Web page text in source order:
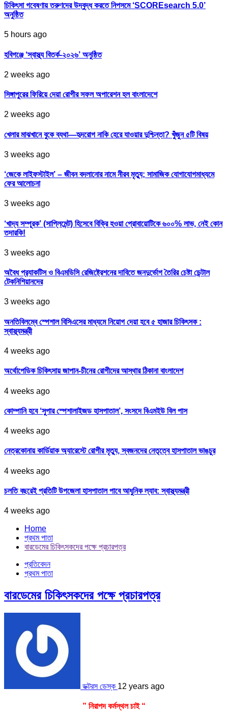
চিকিৎসা গবেষণায় তরুণদের উদ্বুদ্ধ করতে নিপসমে ‘SCOREsearch 5.0’
অনুষ্ঠিত
5 hours ago
হবিগঞ্জে ‘স্বাস্থ্য বিতর্ক-২০২৬’ অনুষ্ঠিত
2 weeks ago
সিঙ্গাপুরের ফিরিয়ে দেয়া রোগীর সফল অপারেশন হল বাংলাদেশে
2 weeks ago
খেলার মাঝখানে বুকে ব্যথা—হৃদরোগ নাকি হেরে যাওয়ার দুশ্চিন্তা? খুঁজুন ৫টি বিষয়
3 weeks ago
‘জেকে লাইফস্টাইল’ – জীবন বদলানোর নামে নীরব মৃত্যু; সামাজিক যোগাযোগমাধ্যমে
ফের আলোচনা
3 weeks ago
‘খাদ্য সম্পূরক’ (সাপ্লিমেন্ট) হিসেবে বিক্রি হওয়া প্রোবায়োটিকে ৬০০% লাভ, নেই কোন
তদারকি!
3 weeks ago
অবৈধ প্র‍্যাকটিস ও বিএমডিসি রেজিষ্ট্রেশনের দাবিতে জনদুর্ভোগ তৈরির চেষ্টা ডেন্টাল
টেকনিশিয়ানদের
3 weeks ago
অনতিবিলম্বে স্পেশাল বিসিএসের মাধ্যমে নিয়োগ দেয়া হবে ৫ হাজার চিকিৎসক :
স্বাস্থ্যমন্ত্রী
4 weeks ago
অর্থোপেডিক চিকিৎসায় জাপান-চীনের রোগীদের আস্থার ঠিকানা বাংলাদেশ
4 weeks ago
কোম্পানি হবে ‘সুপার স্পেশালাইজড হাসপাতাল’, সংসদে বিএমইউ বিল পাস
4 weeks ago
নেত্রকোনায় কার্ডিয়াক অ্যারেস্টে রোগীর মৃত্যু, স্বজনদের নেতৃত্বে হাসপাতাল ভাঙচুর
4 weeks ago
চলতি বছরেই প্রতিটি উপজেলা হাসপাতাল পাবে আধুনিক ল্যাব: স্বাস্থ্যমন্ত্রী
4 weeks ago
Home
প্রথম পাতা
বারডেমের চিকিৎসকদের পক্ষে প্রচারপত্র
প্রতিবেদন
প্রথম পাতা
বারডেমের চিকিৎসকদের পক্ষে প্রচারপত্র
ডক্টরস ডেস্ক 12 years ago
” নিরাপদ কর্মস্থল চাই “